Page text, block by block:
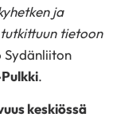
ja
tietoon
Sydänliiton
.
keskiössä